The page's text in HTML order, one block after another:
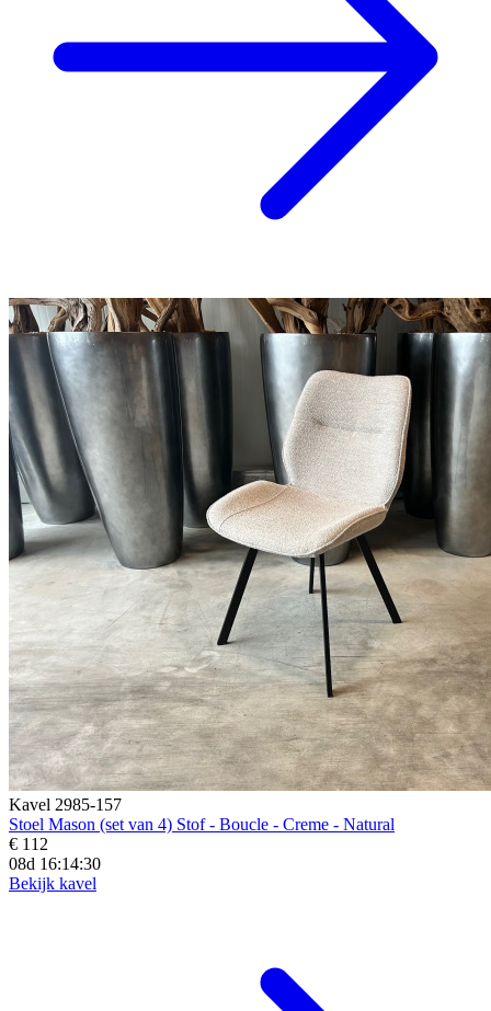
Kavel 2985-157
Stoel Mason (set van 4) Stof - Boucle - Creme - Natural
€ 112
08d 16:14:29
Bekijk kavel